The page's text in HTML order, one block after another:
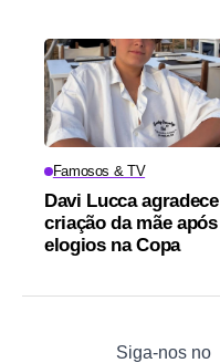
Famosos & TV
Davi Lucca agradece
criação da mãe após
elogios na Copa
Siga-nos no